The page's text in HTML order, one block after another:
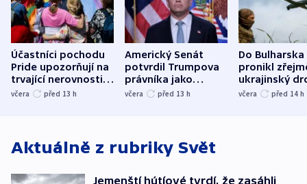
Účastníci pochodu
Pride upozorňují na
trvající nerovnosti i
společenskou
včera před 13 h
Americký Senát
potvrdil Trumpova
právníka jako
ministra
včera před 13 h
Do Bulharska
pronikl
ukrajinský
explodoval
včera před 14 h
Aktuálně z rubriky Svět
Jemenští hútíové tvrdí, že zasáhli